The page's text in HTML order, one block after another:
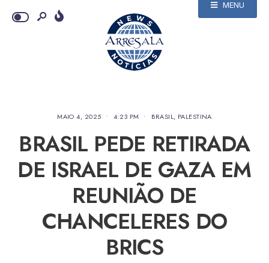
MENU
MAIO 4, 2025 • 4:23 PM • BRASIL, PALESTINA
BRASIL PEDE RETIRADA
DE ISRAEL DE GAZA EM
REUNIÃO DE
CHANCELERES DO
BRICS